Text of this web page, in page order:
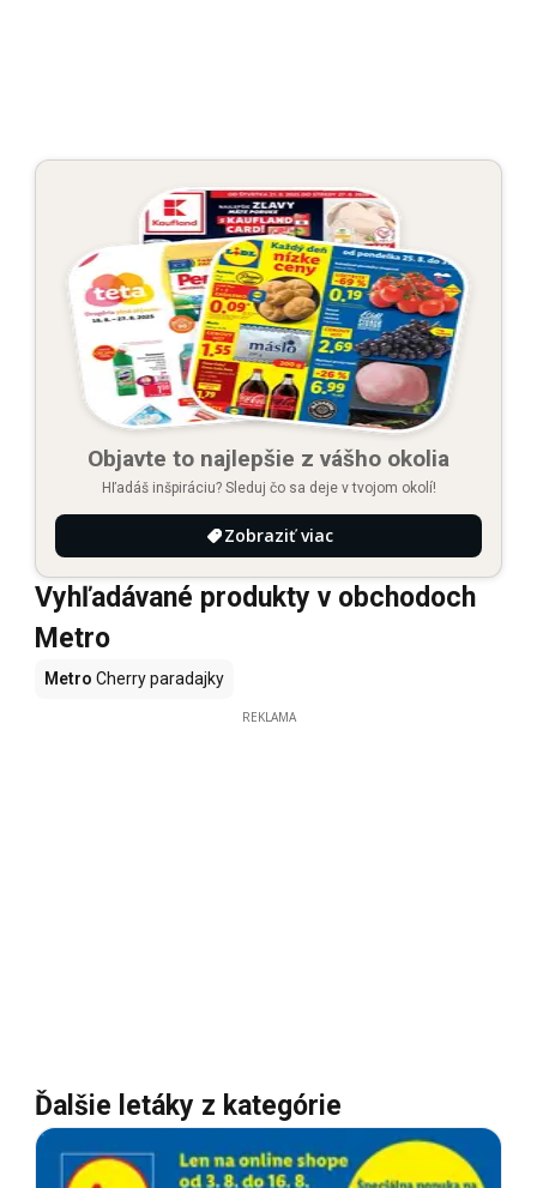
Objavte to najlepšie z vášho okolia
Hľadáš inšpiráciu? Sleduj čo sa deje v tvojom okolí!
Zobraziť viac
Vyhľadávané produkty v obchodoch
Metro
Metro Cherry paradajky
REKLAMA
Ďalšie letáky z kategórie